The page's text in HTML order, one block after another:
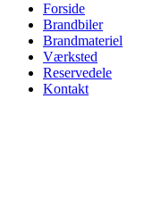
Forside
Brandbiler
Brandmateriel
Værksted
Reservedele
Kontakt